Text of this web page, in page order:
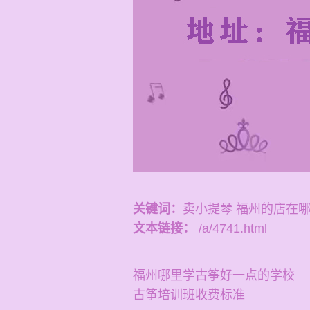
关键词： 卖小提琴 福州的店在
文本链接：
/a/4741.html
福州哪里学古筝好一点的学校
古筝培训班收费标准